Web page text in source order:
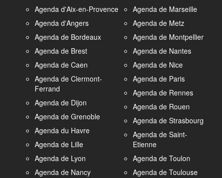
Agenda d'Aix-en-Provence
Agenda d'Angers
Agenda de Bordeaux
Agenda de Brest
Agenda de Caen
Agenda de Clermont-
Ferrand
Agenda de Dijon
Agenda de Grenoble
Agenda du Havre
Agenda de Lille
Agenda de Lyon
Agenda de Nancy
Agenda de Marseille
Agenda de Metz
Agenda de Montpellier
Agenda de Nantes
Agenda de Nice
Agenda de Paris
Agenda de Rennes
Agenda de Rouen
Agenda de Strasbourg
Agenda de Saint-
Etienne
Agenda de Toulon
Agenda de Toulouse